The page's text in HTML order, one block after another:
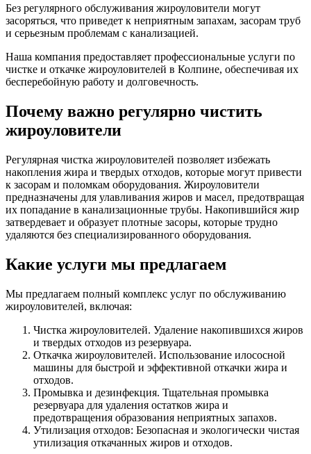
Без регулярного обслуживания жироуловители могут
засоряться, что приведет к неприятным запахам, засорам труб
и серьезным проблемам с канализацией.
Наша компания предоставляет профессиональные услуги по
чистке и откачке жироуловителей в Колпине, обеспечивая их
бесперебойную работу и долговечность.
Почему важно регулярно чистить
жироуловители
Регулярная чистка жироуловителей позволяет избежать
накопления жира и твердых отходов, которые могут привести
к засорам и поломкам оборудования. Жироуловители
предназначены для улавливания жиров и масел, предотвращая
их попадание в канализационные трубы. Накопившийся жир
затвердевает и образует плотные засоры, которые трудно
удаляются без специализированного оборудования.
Какие услуги мы предлагаем
Мы предлагаем полный комплекс услуг по обслуживанию
жироуловителей, включая:
Чистка жироуловителей. Удаление накопившихся жиров
и твердых отходов из резервуара.
Откачка жироуловителей. Использование илососной
машины для быстрой и эффективной откачки жира и
отходов.
Промывка и дезинфекция. Тщательная промывка
резервуара для удаления остатков жира и
предотвращения образования неприятных запахов.
Утилизация отходов: Безопасная и экологически чистая
утилизация откачанных жиров и отходов.